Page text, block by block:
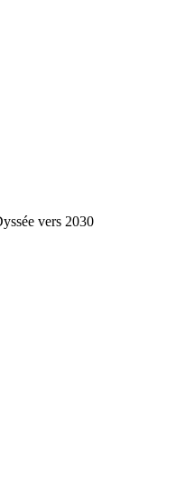
vers 2030